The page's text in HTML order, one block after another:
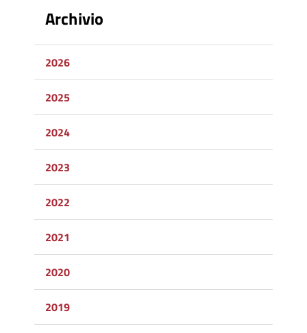
Archivio
2026
2025
2024
2023
2022
2021
2020
2019